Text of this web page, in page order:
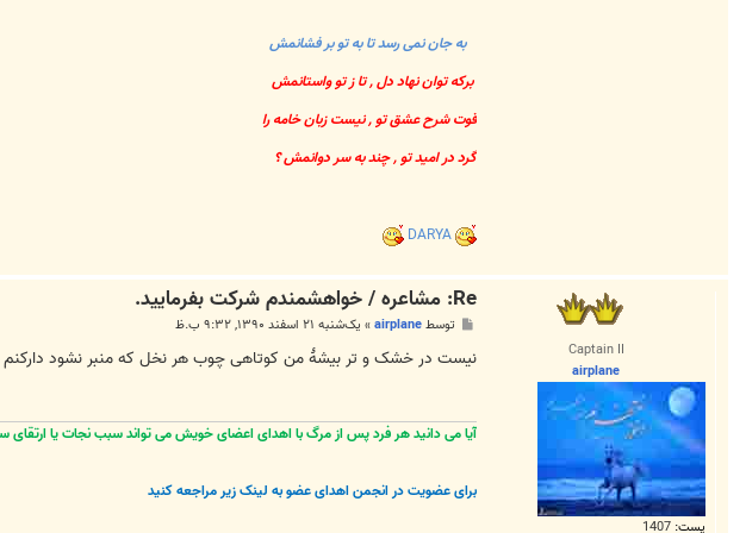
به جان نمی رسد تا به تو بر فشانمش
برکه توان نهاد دل , تا ز تو واستانمش
قوت شرح عشق تو , نیست زبان خامه را
گرد در امید تو , چند به سر دوانمش ؟
DARYA
Captain II
airplane
پست: 1407
Re: مشاعره / خواهشمندم شرکت بفرماييد.
ت
توسطairplane
» یک‌شنبه ۲۱ اسفند ۱۳۹۰, ۹:۳۲ ب.ظ
نیست در خشک و تر بیشهٔ من کوتاهی چوب هر نخل که منبر نشود دارکنم
آیا می دانید هر فرد پس از مرگ با اهدای اعضای خویش می تواند سبب نجات یا ارتقای سلامتی
برای عضویت در انجمن اهدای عضو به لینک زیر مراجعه کنید